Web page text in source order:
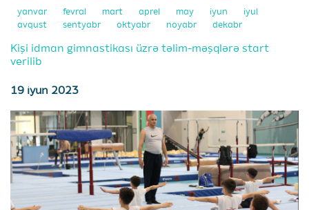
yanvar fevral mart aprel may iyun
iyul
avqust
sentyabr oktyabr noyabr dekabr
Kişi idman gimnastikası üzrə təlim-məşqlərə start
verilib
19 iyun 2023